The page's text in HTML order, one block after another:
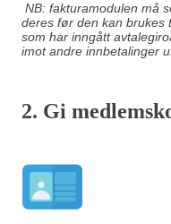
NB: fakturamodulen må
deres før den kan brukes
som har inngått
imot andre innbetalinger
2. Gi m